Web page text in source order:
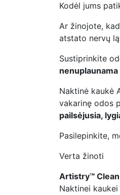
Kodėl jums
Ar žinojote,
atstato nervų
Sustiprinkite
Naktinė kaukė
vakarinę odos
pailsėjusia,
Pasilepinkite,
Verta žinoti
Artistry™ Clean
Naktinei